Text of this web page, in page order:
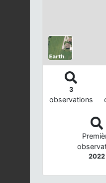
3
observations
2022